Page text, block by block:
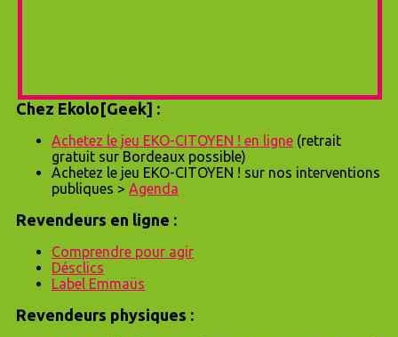
Chez Ekolo[Geek] :
Achetez le jeu EKO-CITOYEN ! en ligne (retrait
gratuit sur Bordeaux possible)
Achetez le jeu EKO-CITOYEN ! sur nos interventions
publiques > Agenda
Revendeurs en ligne :
Comprendre pour agir
Désclics
Label Emmaüs
Revendeurs physiques :